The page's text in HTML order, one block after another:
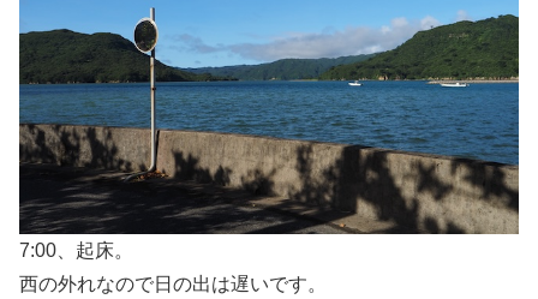
7:00、起床。
西の外れなので日の出は遅いです。